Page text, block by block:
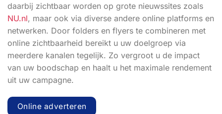
daarbij zichtbaar worden op grote nieuwssites zoals
NU.nl, maar ook via diverse andere online platforms en
netwerken. Door folders en flyers te combineren met
online zichtbaarheid bereikt u uw doelgroep via
meerdere kanalen tegelijk. Zo vergroot u de impact
van uw boodschap en haalt u het maximale rendement
uit uw campagne.
Online adverteren